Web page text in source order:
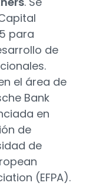
para
de
el área de
Bank
en
de
de
(EFPA).